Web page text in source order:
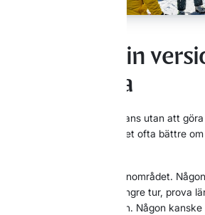
Låt alla få sin
bra fjällresa
Det går att resa tillsammans utan att
hela tiden. Tvärtom blir det ofta bättre
Barnen kanske vill till barnområdet.
Någon annan vill ta en längre tur, prova
en aktivitet utanför pisten. Någon